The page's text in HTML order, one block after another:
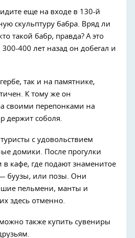
еще на входе в 130-й
скульптуру бабра. Вряд ли
такой бабр, правда? А это
300-400 лет назад он добегал и
так и на памятнике,
К тому же он
своими перепонками на
держит соболя.
с удовольствием
домики. После прогулки
в кафе, где подают знаменитое
буузы, или позы. Они
пельмени, манты и
здесь отменно.
также купить сувениры